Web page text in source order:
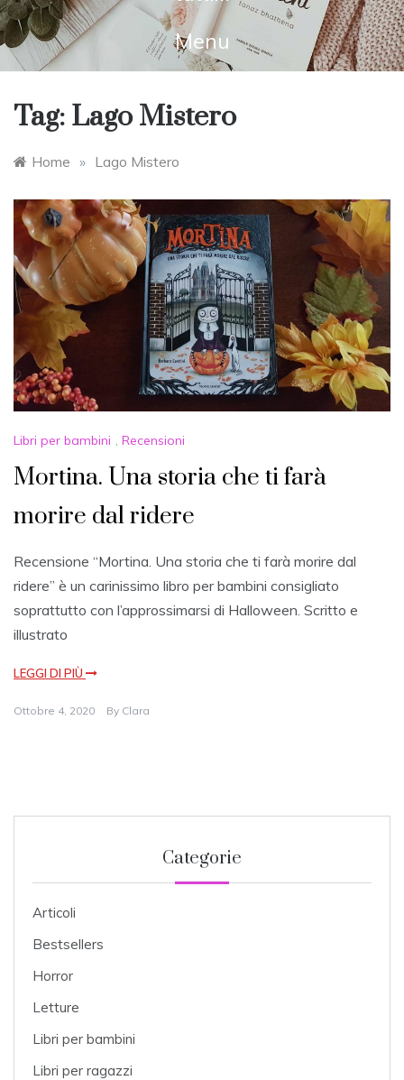
Menu
Tag: Lago Mistero
Home » Lago Mistero
Libri per bambini , Recensioni
Mortina. Una storia che ti farà
morire dal ridere
Recensione “Mortina. Una storia che ti farà morire dal
ridere” è un carinissimo libro per bambini consigliato
soprattutto con l’approssimarsi di Halloween. Scritto e
illustrato
LEGGI DI PIÙ
Ottobre 4, 2020 By Clara
Categorie
Articoli
Bestsellers
Horror
Letture
Libri per bambini
Libri per ragazzi